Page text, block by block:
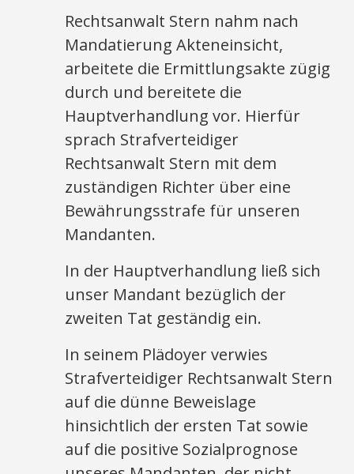
Rechtsanwalt Stern nahm nach
Mandatierung Akteneinsicht,
arbeitete die Ermittlungsakte zügig
durch und bereitete die
Hauptverhandlung vor. Hierfür
sprach Strafverteidiger
Rechtsanwalt Stern mit dem
zuständigen Richter über eine
Bewährungsstrafe für unseren
Mandanten.
In der Hauptverhandlung ließ sich
unser Mandant bezüglich der
zweiten Tat geständig ein.
In seinem Plädoyer verwies
Strafverteidiger Rechtsanwalt Stern
auf die dünne Beweislage
hinsichtlich der ersten Tat sowie
auf die positive Sozialprognose